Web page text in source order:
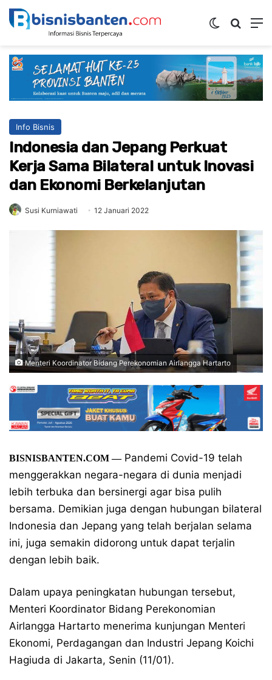
Switch skin
Info Bisnis
Indonesia dan Jepang Perkuat
Kerja Sama Bilateral untuk Inovasi
dan Ekonomi Berkelanjutan
Susi Kurniawati 12 Januari 2022
Menteri Koordinator Bidang Perekonomian Airlangga Hartarto
BISNISBANTEN.COM —Pandemi Covid-19 telah
menggerakkan negara-negara di dunia menjadi
lebih terbuka dan bersinergi agar bisa pulih
bersama. Demikian juga dengan hubungan bilateral
Indonesia dan Jepang yang telah berjalan selama
ini, juga semakin didorong untuk dapat terjalin
dengan lebih baik.
Dalam upaya peningkatan hubungan tersebut,
Menteri Koordinator Bidang Perekonomian
Airlangga Hartarto menerima kunjungan Menteri
Ekonomi, Perdagangan dan Industri Jepang Koichi
Hagiuda di Jakarta, Senin (11/01).